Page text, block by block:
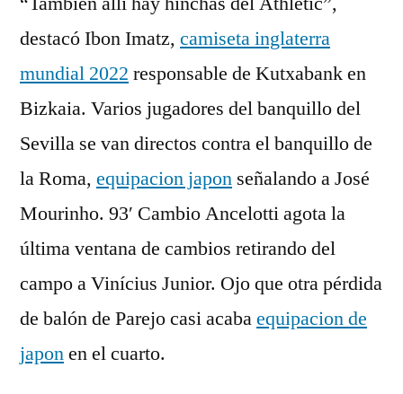
destacó Ibon Imatz, camiseta inglaterra
mundial 2022 responsable de Kutxabank en
Bizkaia. Varios jugadores del banquillo del
Sevilla se van directos contra el banquillo de
la Roma, equipacion japon señalando a José
Mourinho. 93′ Cambio Ancelotti agota la
última ventana de cambios retirando del
campo a Vinícius Junior. Ojo que otra pérdida
de balón de Parejo casi acabaequipacion de
japonen el cuarto.